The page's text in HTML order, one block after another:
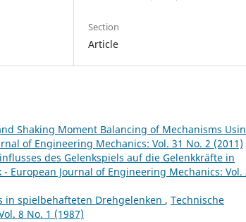
Section
Article
Shaking Moment Balancing of Mechanisms
of Engineering Mechanics: Vol. 31 No. 2 (2011)
des Gelenkspiels auf die Gelenkkräfte in
European Journal of Engineering Mechanics: Vol.
in spielbehafteten Drehgelenken , Technische
8 No. 1 (1987)